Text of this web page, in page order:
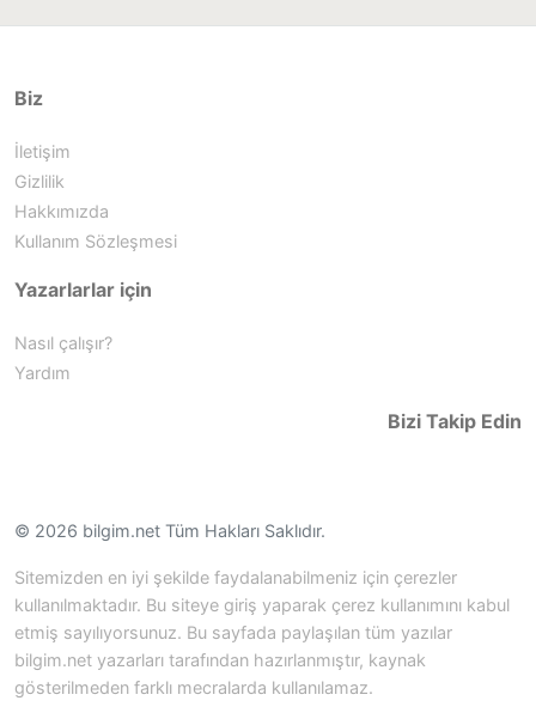
Biz
İletişim
Gizlilik
Hakkımızda
Kullanım Sözleşmesi
Yazarlarlar için
Nasıl çalışır?
Yardım
Bizi Takip Edin
© 2026 bilgim.net Tüm Hakları Saklıdır.
Sitemizden en iyi şekilde faydalanabilmeniz için çerezler
kullanılmaktadır. Bu siteye giriş yaparak çerez kullanımını kabul
etmiş sayılıyorsunuz. Bu sayfada paylaşılan tüm yazılar
bilgim.net yazarları tarafından hazırlanmıştır, kaynak
gösterilmeden farklı mecralarda kullanılamaz.